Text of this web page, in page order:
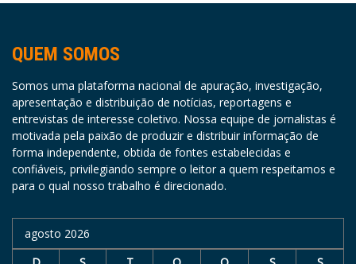
QUEM SOMOS
Somos uma plataforma nacional de apuração, investigação,
apresentação e distribuição de notícias, reportagens e
entrevistas de interesse coletivo. Nossa equipe de jornalistas é
motivada pela paixão de produzir e distribuir informação de
forma independente, obtida de fontes estabelecidas e
confiáveis, privilegiando sempre o leitor a quem respeitamos e
para o qual nosso trabalho é direcionado.
agosto 2026